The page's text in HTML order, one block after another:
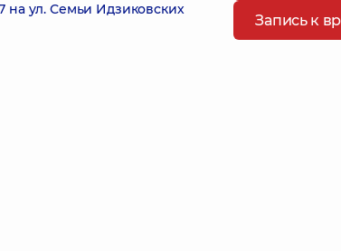
ул. Семьи Идзиковских
Запись к